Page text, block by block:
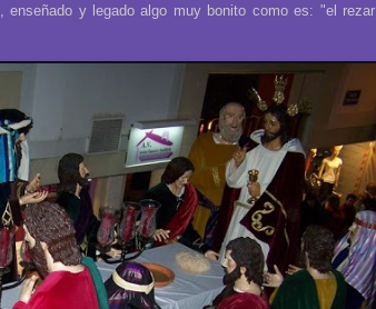
enseñado y legado algo muy bonito como es: "el rezar